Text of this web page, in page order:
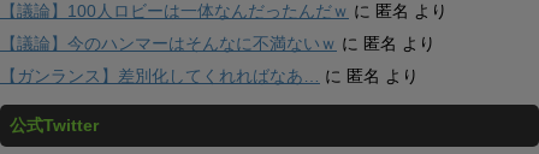
【議論】100人ロビーは一体なんだったんだｗ に 匿名 より
【議論】今のハンマーはそんなに不満ないｗ に 匿名 より
【ガンランス】差別化してくれればなあ… に 匿名 より
公式Twitter